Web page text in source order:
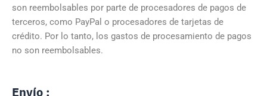
son reembolsables por parte de procesadores de pagos de
terceros, como PayPal o procesadores de tarjetas de
crédito. Por lo tanto, los gastos de procesamiento de pagos
no son reembolsables.
Envío :